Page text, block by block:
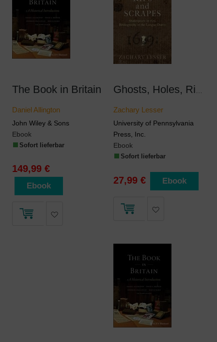
The Book in Britain
Daniel Allington
John Wiley & Sons
Ebook
Sofort lieferbar
149,99 €
Ebook
Zachary Lesser
University of Pennsylvania
Press, Inc.
Ebook
Sofort lieferbar
27,99 € Ebook